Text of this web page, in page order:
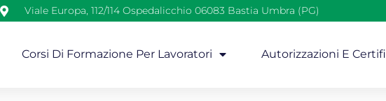
Viale Europa, 112/114 Ospedalicchio 06083 Bastia Umbra (PG)
Corsi Di Formazione Per Lavoratori Autorizzazioni E